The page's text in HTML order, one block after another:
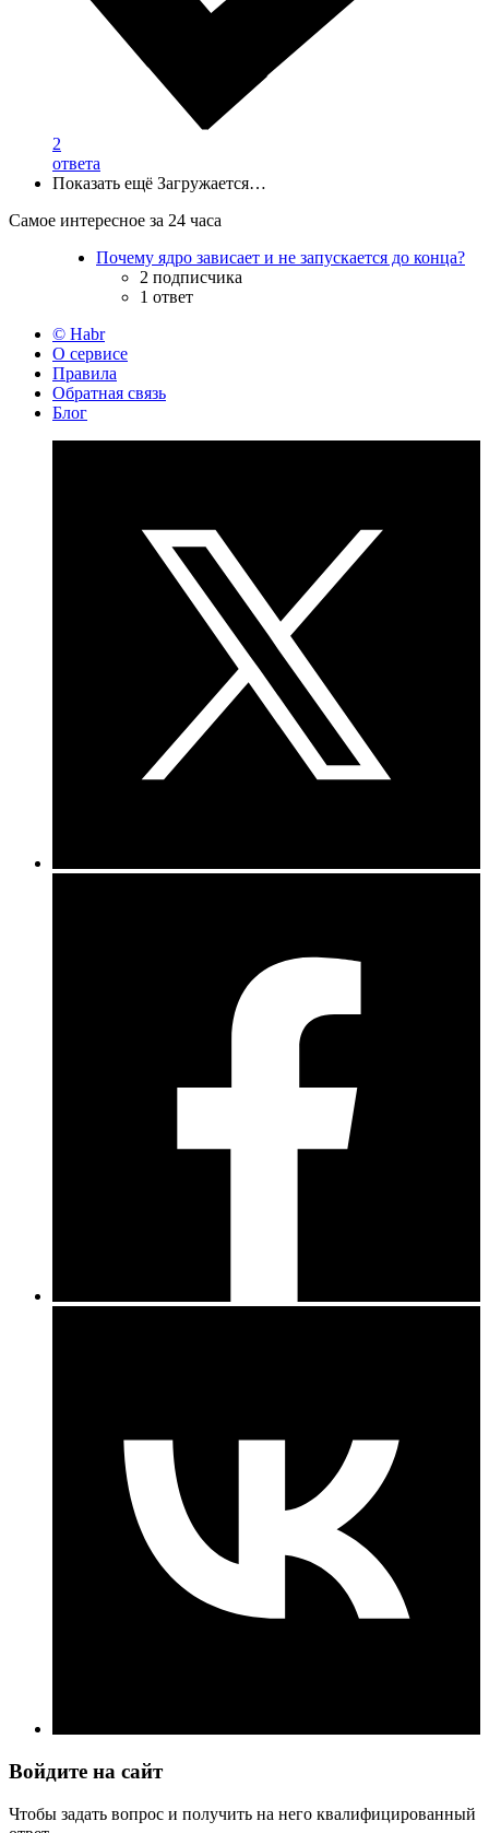
2
ответа
Показать ещё Загружается…
Самое интересное за 24 часа
Почему ядро зависает и не запускается до конца?
2 подписчика
1 ответ
© Habr
О сервисе
Правила
Обратная связь
Блог
Войдите на сайт
Чтобы задать вопрос и получить на него квалифицированный